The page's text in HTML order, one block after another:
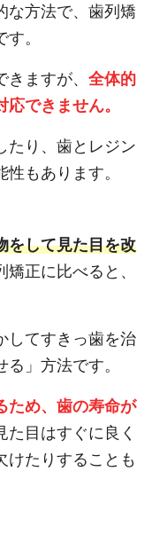
な方法で、歯列矯
。
ますが、 全体的
できません。
たり、歯とレジン
もあります。
をして見た目を改
正に比べると、
してすきっ歯を治
」方法です。
ため、歯の寿命が
た目はすぐに良く
けたりすることも